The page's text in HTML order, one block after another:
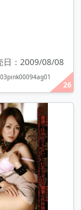
26
日：2009/08/08